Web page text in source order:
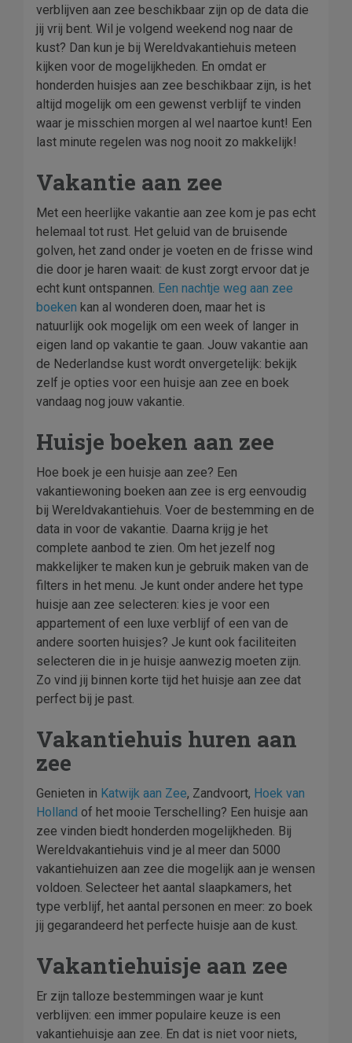
verblijven aan zee beschikbaar zijn op de data die
jij vrij bent. Wil je volgend weekend nog naar de
kust? Dan kun je bij Wereldvakantiehuis meteen
kijken voor de mogelijkheden. En omdat er
honderden huisjes aan zee beschikbaar zijn, is het
altijd mogelijk om een gewenst verblijf te vinden
waar je misschien morgen al wel naartoe kunt! Een
last minute regelen was nog nooit zo makkelijk!
Vakantie aan zee
Met een heerlijke vakantie aan zee kom je pas echt
helemaal tot rust. Het geluid van de bruisende
golven, het zand onder je voeten en de frisse wind
die door je haren waait: de kust zorgt ervoor dat je
echt kunt ontspannen. Een nachtje weg aan zee
boeken kan al wonderen doen, maar het is
natuurlijk ook mogelijk om een week of langer in
eigen land op vakantie te gaan. Jouw vakantie aan
de Nederlandse kust wordt onvergetelijk: bekijk
zelf je opties voor een huisje aan zee en boek
vandaag nog jouw vakantie.
Huisje boeken aan zee
Hoe boek je een huisje aan zee? Een
vakantiewoning boeken aan zee is erg eenvoudig
bij Wereldvakantiehuis. Voer de bestemming en de
data in voor de vakantie. Daarna krijg je het
complete aanbod te zien. Om het jezelf nog
makkelijker te maken kun je gebruik maken van de
filters in het menu. Je kunt onder andere het type
huisje aan zee selecteren: kies je voor een
appartement of een luxe verblijf of een van de
andere soorten huisjes? Je kunt ook faciliteiten
selecteren die in je huisje aanwezig moeten zijn.
Zo vind jij binnen korte tijd het huisje aan zee dat
perfect bij je past.
Vakantiehuis huren aan
zee
Genieten in Katwijk aan Zee, Zandvoort, Hoek van
Holland of het mooie Terschelling? Een huisje aan
zee vinden biedt honderden mogelijkheden. Bij
Wereldvakantiehuis vind je al meer dan 5000
vakantiehuizen aan zee die mogelijk aan je wensen
voldoen. Selecteer het aantal slaapkamers, het
type verblijf, het aantal personen en meer: zo boek
jij gegarandeerd het perfecte huisje aan de kust.
Vakantiehuisje aan zee
Er zijn talloze bestemmingen waar je kunt
verblijven: een immer populaire keuze is een
vakantiehuisje aan zee. En dat is niet voor niets,